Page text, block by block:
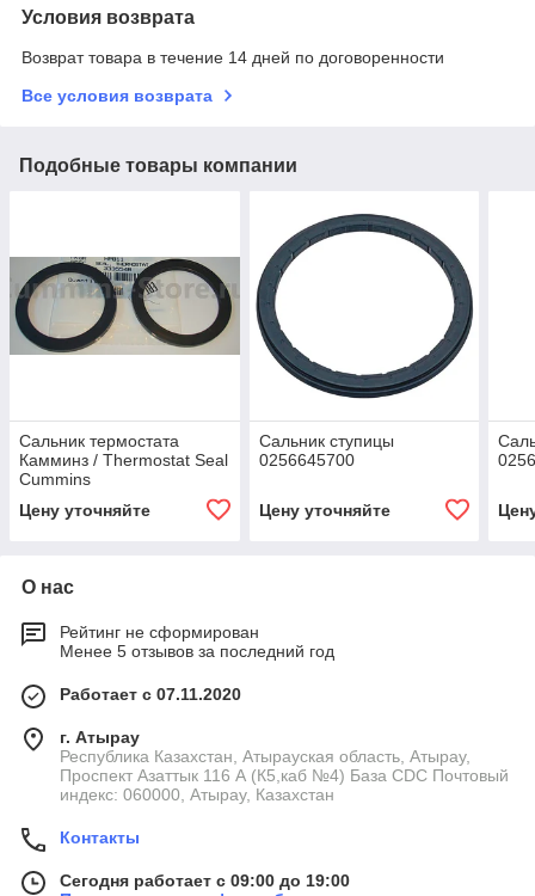
Условия возврата
Возврат товара в течение 14 дней по договоренности
Все условия возврата
Подобные товары компании
Сальник термостата
Камминз / Thermostat Seal
Cummins
Цену уточняйте
Сальник ступицы
0256645700
Цену уточняйте
О нас
Рейтинг не сформирован
Менее 5 отзывов за последний год
Работает с 07.11.2020
г. Атырау
Республика Казахстан, Атырауская область, Атырау,
Проспект Азаттык 116 А (К5,каб №4) База CDC Почтовый
индекс: 060000, Атырау, Казахстан
Контакты
Сегодня работает с 09:00 до 19:00